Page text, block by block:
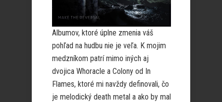
Albumov, ktoré úplne zmenia váš
pohľad na hudbu nie je veľa. K mojim
medzníkom patrí mimo iných aj
dvojica Whoracle a Colony od In
Flames, ktoré mi navždy definovali, čo
je melodický death metal a ako by mal